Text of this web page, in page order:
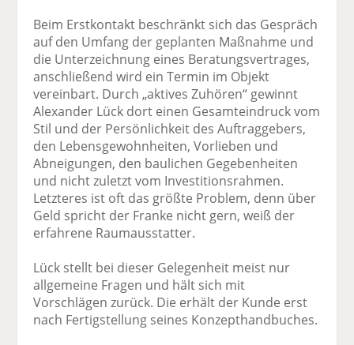
Beim Erstkontakt beschränkt sich das Gespräch
auf den Umfang der geplanten Maßnahme und
die Unterzeichnung eines Beratungsvertrages,
anschließend wird ein Termin im Objekt
vereinbart. Durch „aktives Zuhören“ gewinnt
Alexander Lück dort einen Gesamteindruck vom
Stil und der Persönlichkeit des Auftraggebers,
den Lebensgewohnheiten, Vorlieben und
Abneigungen, den baulichen Gegebenheiten
und nicht zuletzt vom Investitionsrahmen.
Letzteres ist oft das größte Problem, denn über
Geld spricht der Franke nicht gern, weiß der
erfahrene Raumausstatter.
Lück stellt bei dieser Gelegenheit meist nur
allgemeine Fragen und hält sich mit
Vorschlägen zurück. Die erhält der Kunde erst
nach Fertigstellung seines Konzepthandbuches.